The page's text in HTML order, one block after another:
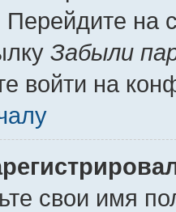
Перейдите на
Забыли
войти на
свои имя